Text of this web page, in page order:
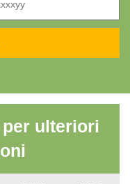
ulteriori